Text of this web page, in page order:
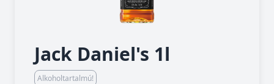
Jack Daniel's 1l
Alkoholtartalmú!